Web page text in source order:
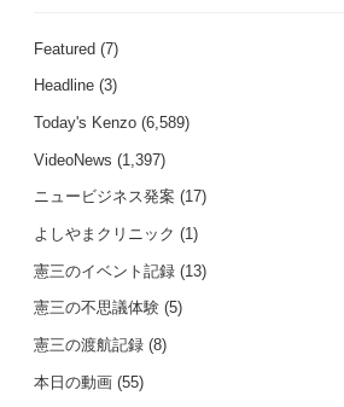
Featured (7)
Headline (3)
Today's Kenzo (6,589)
VideoNews (1,397)
ニュービジネス発案 (17)
よしやまクリニック (1)
憲三のイベント記録 (13)
憲三の不思議体験 (5)
憲三の渡航記録 (8)
本日の動画 (55)